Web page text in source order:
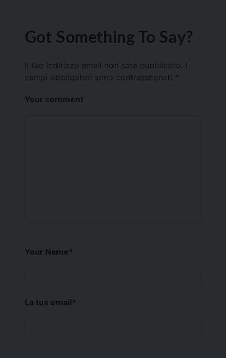
Got Something To Say?
Il tuo indirizzo email non sarà pubblicato.
campi obbligatori sono contrassegnati *
Your comment
Your Name*
La tua email*